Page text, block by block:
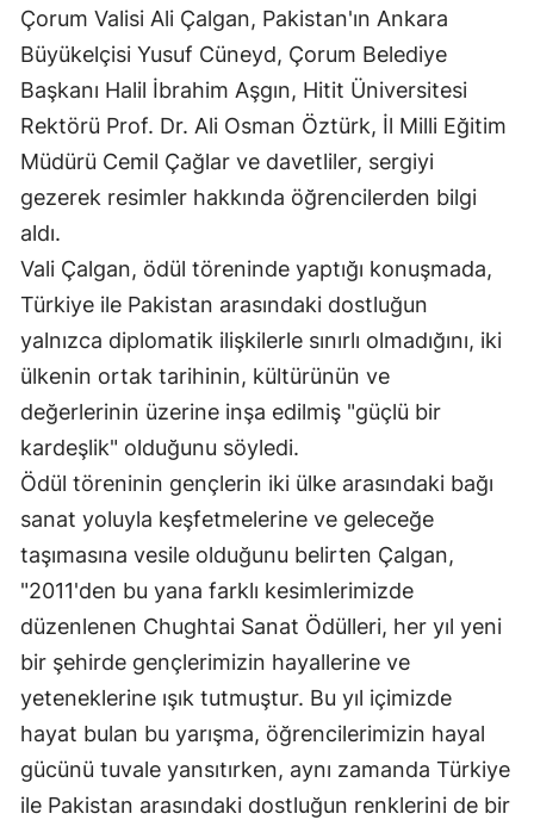
Bursa
Çanakkale
Çankırı
Çorum
Denizli
Diyarbakır
Edirne
Elazığ
Erzincan
Gaziantep
Giresun
Hakkari
Hatay
Isparta
Çorum Valisi Ali Çalgan, Pakistan'ın Ankara
Büyükelçisi Yusuf Cüneyd, Çorum Belediye
Başkanı Halil İbrahim Aşgın, Hitit Üniversitesi
Rektörü Prof. Dr. Ali Osman Öztürk, İl Milli Eğitim
Müdürü Cemil Çağlar ve davetliler, sergiyi
gezerek resimler hakkında öğrencilerden bilgi
aldı.
Vali Çalgan, ödül töreninde yaptığı konuşmada,
Türkiye ile Pakistan arasındaki dostluğun
yalnızca diplomatik ilişkilerle sınırlı olmadığını, iki
ülkenin ortak tarihinin, kültürünün ve
değerlerinin üzerine inşa edilmiş "güçlü bir
kardeşlik" olduğunu söyledi.
Ödül töreninin gençlerin iki ülke arasındaki bağı
sanat yoluyla keşfetmelerine ve geleceğe
taşımasına vesile olduğunu belirten Çalgan,
"2011'den bu yana farklı kesimlerimizde
düzenlenen Chughtai Sanat Ödülleri, her yıl yeni
bir şehirde gençlerimizin hayallerine ve
yeteneklerine ışık tutmuştur. Bu yıl içimizde
hayat bulan bu yarışma, öğrencilerimizin hayal
gücünü tuvale yansıtırken, aynı zamanda Türkiye
ile Pakistan arasındaki dostluğun renklerini de bir